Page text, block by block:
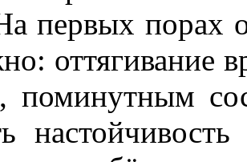
первых порах
оттягивание
поминутным